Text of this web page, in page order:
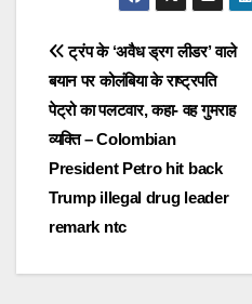
Post
navigation
ट्रंप के ‘अवैध ड्रग लीडर’ वाले
बयान पर कोलंबिया के राष्ट्रपति
पेट्रो का पलटवार, कहा- वह गुमराह
व्यक्ति – Colombian
President Petro hit back
Trump illegal drug leader
remark ntc